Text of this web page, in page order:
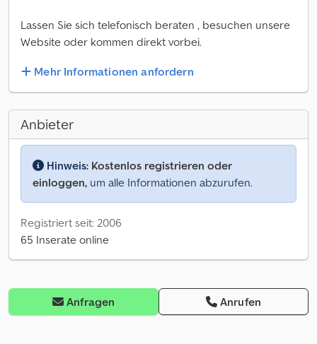
Lassen Sie sich telefonisch beraten , besuchen unsere
Website oder kommen direkt vorbei.
Mehr Informationen anfordern
Anbieter
Hinweis: Kostenlos registrieren oder
einloggen, um alle Informationen abzurufen.
Registriert seit: 2006
65 Inserate online
Anfragen Anrufen